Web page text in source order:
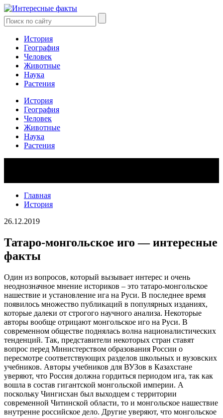
История
География
Человек
Животные
Наука
Растения
История
География
Человек
Животные
Наука
Растения
Главная
История
26.12.2019
Татаро-монгольское иго — интересные
факты
Один из вопросов, который вызывает интерес и очень
неоднозначное мнение историков – это татаро-монгольское
нашествие и установление ига на Руси. В последнее время
появилось множество публикаций в популярных изданиях,
которые далеки от строгого научного анализа. Некоторые
авторы вообще отрицают монгольское иго на Руси. В
современном обществе поднялась волна националистических
тенденций. Так, представители некоторых стран ставят
вопрос перед Министерством образования России о
пересмотре соответствующих разделов школьных и вузовских
учебников. Авторы учебников для ВУЗов в Казахстане
уверяют, что Россия должна гордиться периодом ига, так как
вошла в состав гигантской монгольской империи. А
поскольку Чингисхан был выходцем с территории
современной Читинской области, то и монгольское нашествие
внутренне российское дело. Другие уверяют, что монгольское